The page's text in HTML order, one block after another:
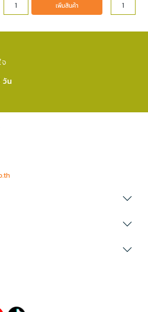
เพิ่มสินค้า
วัน